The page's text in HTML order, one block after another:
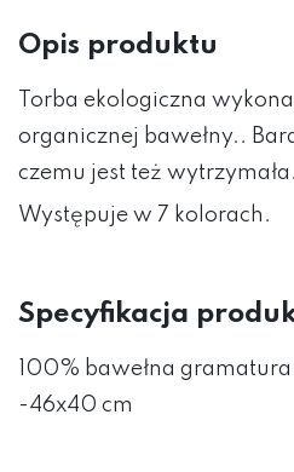
Opis produktu
Torba ekologiczna
organicznej bawełny..
czemu jest też wytrzymała.
Występuje w 7 kolorach.
Specyfikacja
100% bawełna
-46x40 cm